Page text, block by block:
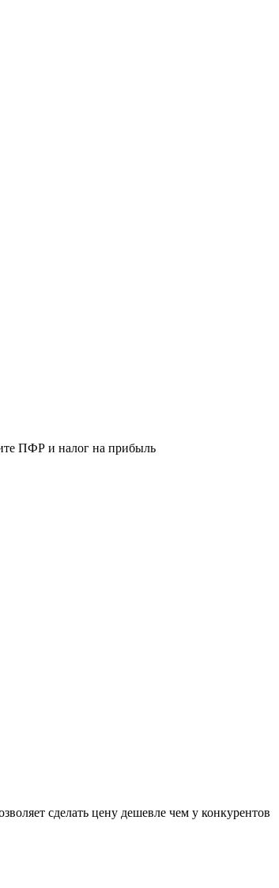
ПФР и налог на прибыль
сделать цену дешевле чем у конкурентов